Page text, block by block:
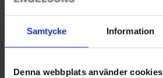
Samtycke Information
Denna webbplats använder cookies